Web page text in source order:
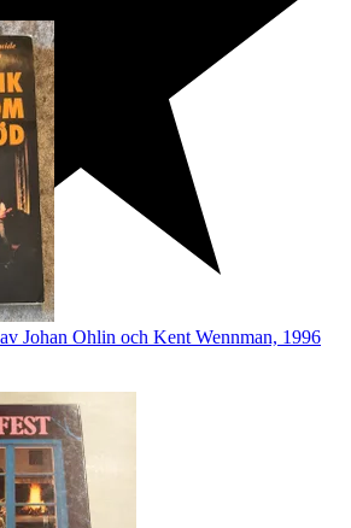
Johan Ohlin och Kent Wennman, 1996